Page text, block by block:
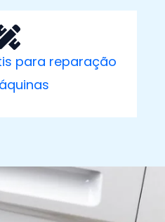
para reparação